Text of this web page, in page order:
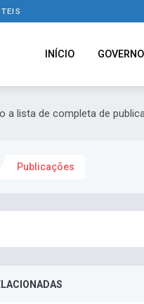
INÍCIO GOVERNO
a lista de completa de
Publicações